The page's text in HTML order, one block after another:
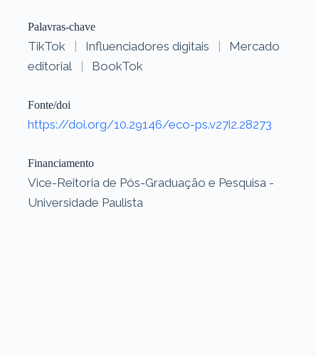
Palavras-chave
TikTok | Influenciadores digitais |
Mercado
editorial
| BookTok
Fonte/doi
https://doi.org/10.29146/eco-ps.v27i2.28273
Financiamento
Vice-Reitoria de Pós-Graduação e Pesquisa -
Universidade Paulista